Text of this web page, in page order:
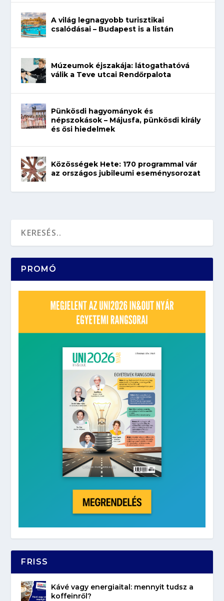
A világ legnagyobb turisztikai
csalódásai – Budapest is a listán
Múzeumok éjszakája: látogathatóvá
válik a Teve utcai Rendőrpalota
Pünkösdi hagyományok és
népszokások – Májusfa, pünkösdi király
és ősi hiedelmek
Közösségek Hete: 170 programmal vár
az országos jubileumi eseménysorozat
PROMÓ
FRISS
Kávé vagy energiaital: mennyit tudsz a
koffeinről?